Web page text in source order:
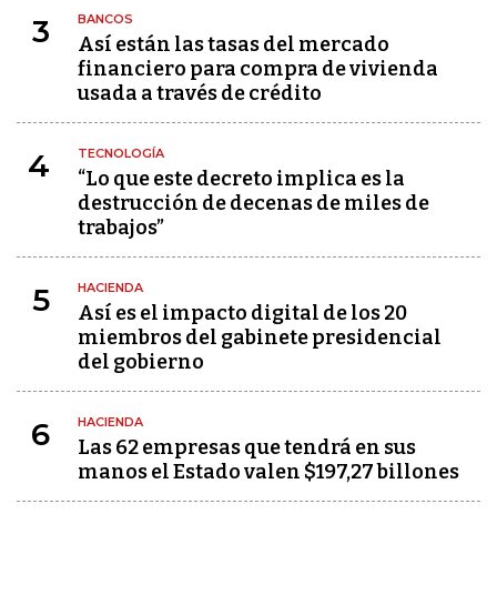
3 BANCOS
Así están las tasas del mercado
financiero para compra de vivienda
usada a través de crédito
4 TECNOLOGÍA
“Lo que este decreto implica es la
destrucción de decenas de miles de
trabajos”
5 HACIENDA
Así es el impacto digital de los 20
miembros del gabinete presidencial
del gobierno
6 HACIENDA
Las 62 empresas que tendrá en sus
manos el Estado valen $197,27 billones